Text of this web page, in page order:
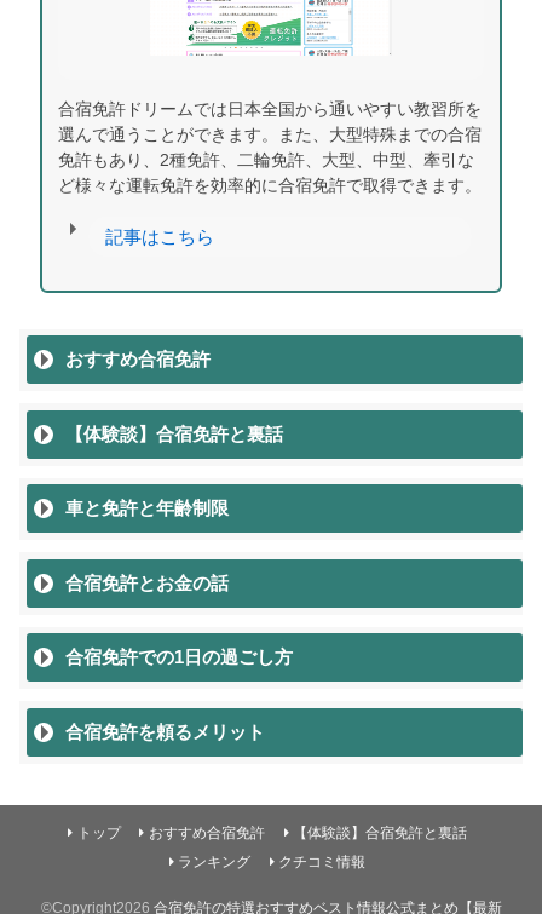
合宿免許ドリームでは日本全国から通いやすい教習所を
選んで通うことができます。また、大型特殊までの合宿
免許もあり、2種免許、二輪免許、大型、中型、牽引な
ど様々な運転免許を効率的に合宿免許で取得できます。
記事はこちら
おすすめ合宿免許
【体験談】合宿免許と裏話
車と免許と年齢制限
合宿免許とお金の話
合宿免許での1日の過ごし方
合宿免許を頼るメリット
トップ おすすめ合宿免許
【体験談】合宿免許と裏話
ランキング
クチコミ情報
©Copyright2026 合宿免許の特選おすすめベスト情報公式まとめ【最新